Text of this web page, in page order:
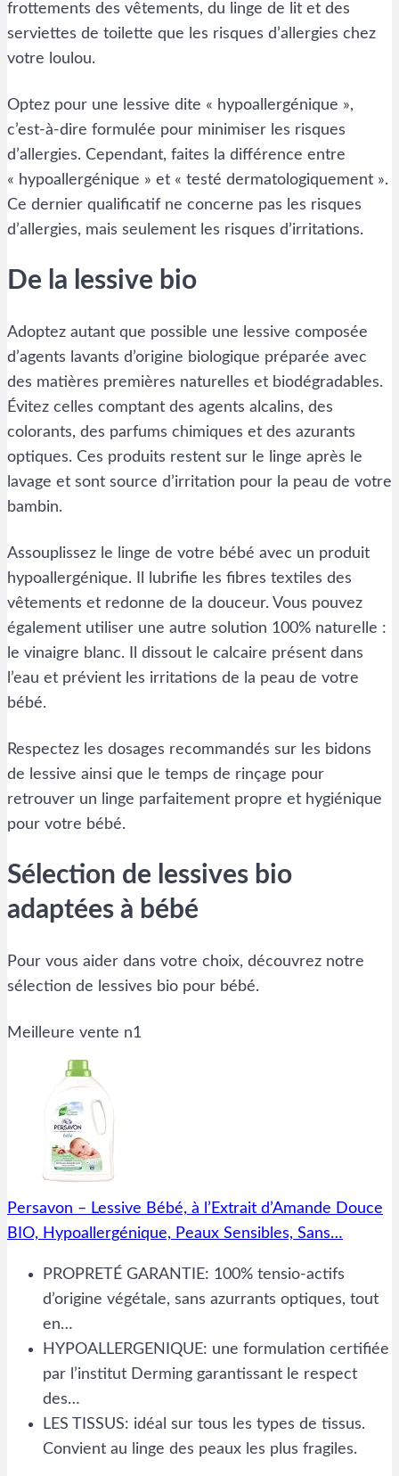
frottements des vêtements, du linge de lit et des
serviettes de toilette que les risques d’allergies chez
votre loulou.
Optez pour une lessive dite « hypoallergénique »,
c’est-à-dire formulée pour minimiser les risques
d’allergies. Cependant, faites la différence entre
« hypoallergénique » et « testé dermatologiquement ».
Ce dernier qualificatif ne concerne pas les risques
d’allergies, mais seulement les risques d’irritations.
De la lessive bio
Adoptez autant que possible une lessive composée
d’agents lavants d’origine biologique préparée avec
des matières premières naturelles et biodégradables.
Évitez celles comptant des agents alcalins, des
colorants, des parfums chimiques et des azurants
optiques. Ces produits restent sur le linge après le
lavage et sont source d’irritation pour la peau de votre
bambin.
Assouplissez le linge de votre bébé avec un produit
hypoallergénique. Il lubrifie les fibres textiles des
vêtements et redonne de la douceur. Vous pouvez
également utiliser une autre solution 100% naturelle :
le vinaigre blanc. Il dissout le calcaire présent dans
l’eau et prévient les irritations de la peau de votre
bébé.
Respectez les dosages recommandés sur les bidons
de lessive ainsi que le temps de rinçage pour
retrouver un linge parfaitement propre et hygiénique
pour votre bébé.
Sélection de lessives bio
adaptées à bébé
Pour vous aider dans votre choix, découvrez notre
sélection de lessives bio pour bébé.
Meilleure vente n1
Persavon – Lessive Bébé, à l’Extrait d’Amande Douce
BIO, Hypoallergénique, Peaux Sensibles, Sans…
PROPRETÉ GARANTIE: 100% tensio-actifs
d’origine végétale, sans azurrants optiques, tout
en…
HYPOALLERGENIQUE: une formulation certifiée
par l’institut Derming garantissant le respect
des…
LES TISSUS: idéal sur tous les types de tissus.
Convient au linge des peaux les plus fragiles.